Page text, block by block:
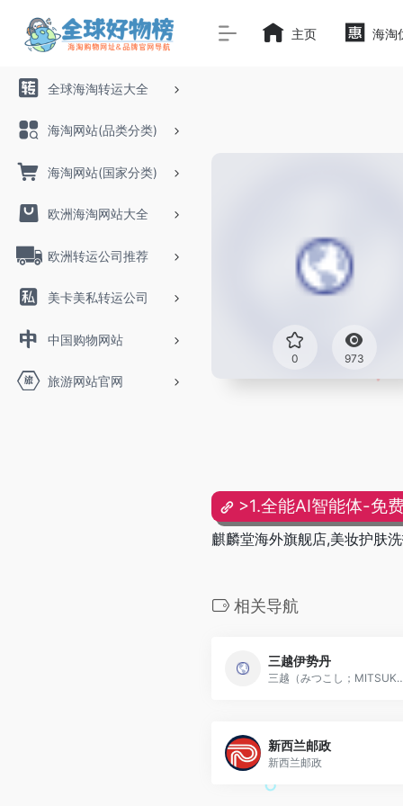
全球海淘转运大全
海淘网站(品类分类)
海淘网站(国家分类)
欧洲海淘网站大全
欧洲转运公司推荐
美卡美私转运公司
中国购物网站
旅游网站官网
主页 海淘
0 973
>1.全能AI智能体-免
麒麟堂海外旗舰店,美妆护肤
相关导航
三越伊势丹
三越（みつこし；MITSUKOSHI
新西兰邮政
新西兰邮政